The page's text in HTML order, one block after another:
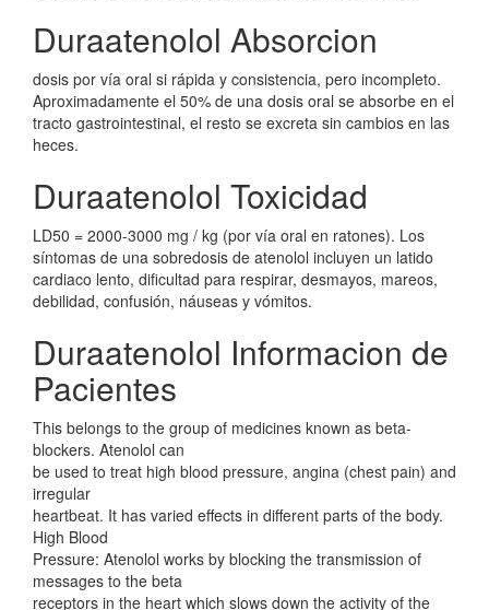
Duraatenolol Absorcion
dosis por vía oral si rápida y consistencia, pero incompleto.
Aproximadamente el 50% de una dosis oral se absorbe en el
tracto gastrointestinal, el resto se excreta sin cambios en las
heces.
Duraatenolol Toxicidad
LD50 = 2000-3000 mg / kg (por vía oral en ratones). Los
síntomas de una sobredosis de atenolol incluyen un latido
cardiaco lento, dificultad para respirar, desmayos, mareos,
debilidad, confusión, náuseas y vómitos.
Duraatenolol Informacion de
Pacientes
This belongs to the group of medicines known as beta-
blockers. Atenolol can
be used to treat high blood pressure, angina (chest pain) and
irregular
heartbeat. It has varied effects in different parts of the body.
High Blood
Pressure: Atenolol works by blocking the transmission of
messages to the beta
receptors in the heart which slows down the activity of the